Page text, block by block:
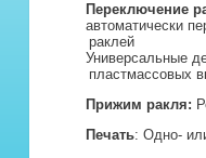
Переключение
автоматически
раклей
Универсальные
пластмассовых
Прижим ракля:
Печать: Одно-